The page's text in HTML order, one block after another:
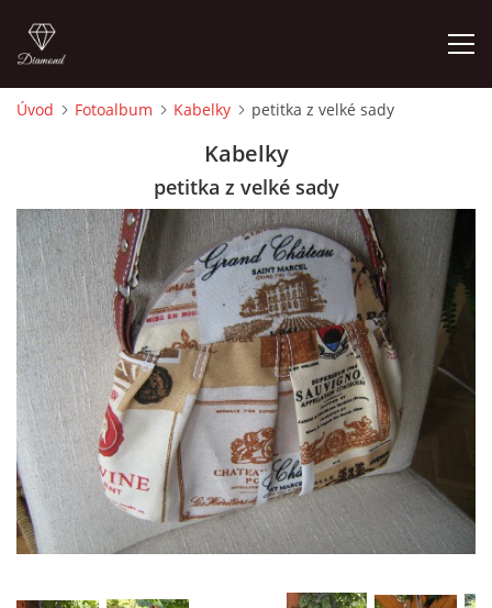
CEDULKY
MOJE POSLEDNÍ PRÁCE
jk-laguna@seznam.cz
© 2025 eStránky.cz
Úvod Fotoalbum Kabelky petitka z velké sady
Kabelky
petitka z velké sady